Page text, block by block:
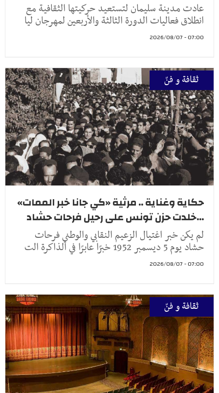
عادت مدينة سليمان لتستعيد حركيتها الثقافية مع
انطلاق فعاليات الدورة الثالثة والأربعين لمهرجان ليا
07:00 - 2026/08/07
ثقافة و فنّ
حكاية وغناية .. مرثية «كي جانا خبر الممات»
...خلدت حزن تونس على رحيل فرحات حشاد
لم يكن خبر اغتيال الزعيم النقابي والوطني فرحات
حشاد يوم 5 ديسمبر 1952 خبرًا عابرًا في الذاكرة الت
07:00 - 2026/08/07
ثقافة و فنّ